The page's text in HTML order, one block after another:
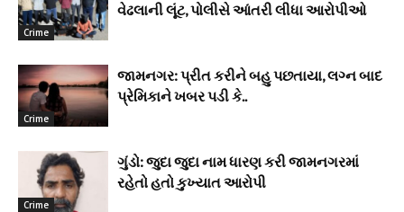
Crime
વેઢલાની લૂંટ, પોલીસે આંતરી લીધા આરોપીઓ
Crime
જામનગર: પ્રીત કરીને બહુ પછતાયા, લગ્ન બાદ
પ્રેમિકાને ખબર પડી કે..
Crime
ગુંડો: જુદા જુદા નામ ધારણ કરી જામનગરમાં
રહેતો હતો કુખ્યાત આરોપી